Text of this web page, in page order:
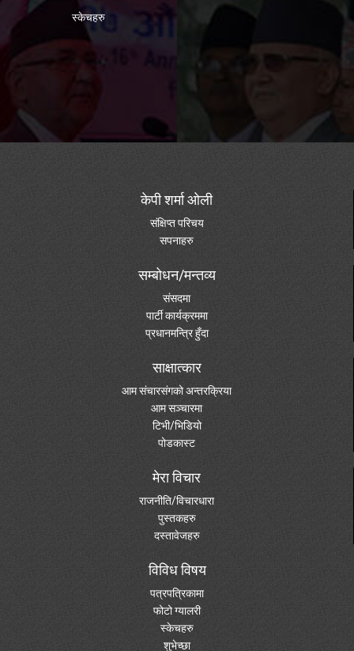
स्केचहरु
केपी शर्मा ओली
संक्षिप्त परिचय
सपनाहरु
सम्बोधन/मन्तव्य
संसदमा
पार्टी कार्यक्रममा
प्रधानमन्त्रि हुँदा
साक्षात्कार
आम संचारसंगको अन्तरक्रिया
आम सञ्चारमा
टिभी/भिडियो
पोडकास्ट
मेरा विचार
राजनीति/विचारधारा
पुस्तकहरु
दस्तावेजहरु
विविध विषय
पत्रपत्रिकामा
फोटो ग्यालरी
स्केचहरु
शुभेच्छा